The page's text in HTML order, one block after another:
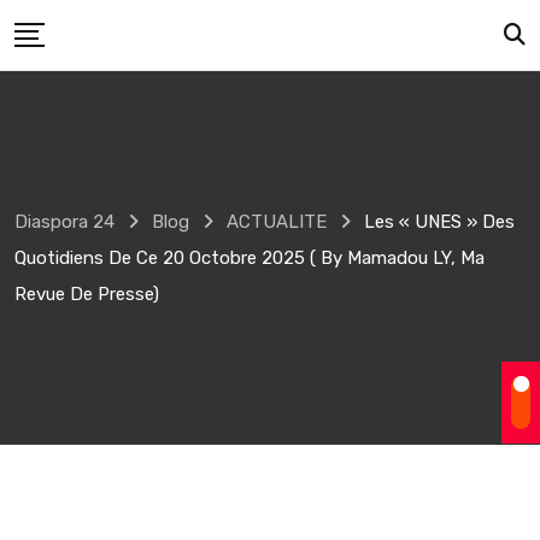
to
Diaspora 24 Blog ACTUALITE
Les « UNES » Des
Quotidiens De Ce 20 Octobre 2025 ( By Mamadou LY, Ma
Revue De Presse)